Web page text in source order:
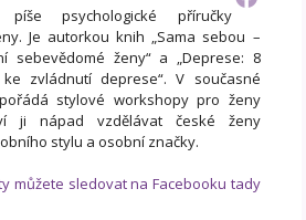
píše psychologické příručky
Je autorkou knih „Sama sebou –
sebevědomé ženy“ a „Deprese: 8
zvládnutí deprese“. V současné
stylové workshopy pro ženy
ji nápad vzdělávat české ženy
stylu a osobní značky.
můžete sledovat na Facebooku tady